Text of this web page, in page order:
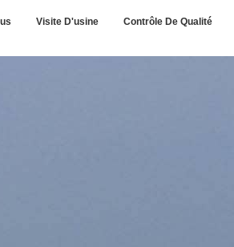
Visite D'usine Contrôle De Qualité